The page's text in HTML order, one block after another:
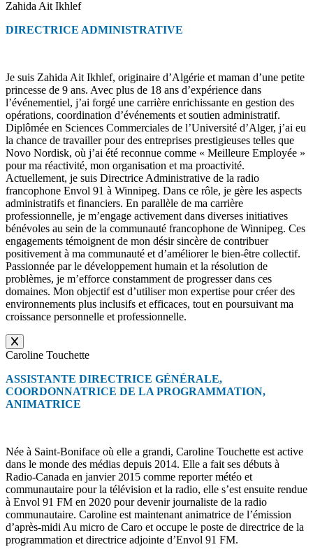
Zahida Ait Ikhlef
DIRECTRICE ADMINISTRATIVE
Je suis Zahida Ait Ikhlef, originaire d’Algérie et maman d’une petite
princesse de 9 ans. Avec plus de 18 ans d’expérience dans
l’événementiel, j’ai forgé une carrière enrichissante en gestion des
opérations, coordination d’événements et soutien administratif.
Diplômée en Sciences Commerciales de l’Université d’Alger, j’ai eu
la chance de travailler pour des entreprises prestigieuses telles que
Novo Nordisk, où j’ai été reconnue comme « Meilleure Employée »
pour ma réactivité, mon organisation et ma proactivité.
Actuellement, je suis Directrice Administrative de la radio
francophone Envol 91 à Winnipeg. Dans ce rôle, je gère les aspects
administratifs et financiers. En parallèle de ma carrière
professionnelle, je m’engage activement dans diverses initiatives
bénévoles au sein de la communauté francophone de Winnipeg. Ces
engagements témoignent de mon désir sincère de contribuer
positivement à ma communauté et d’améliorer le bien-être collectif.
Passionnée par le développement humain et la résolution de
problèmes, je m’efforce constamment de progresser dans ces
domaines. Mon objectif est d’utiliser mon expertise pour créer des
environnements plus inclusifs et efficaces, tout en poursuivant ma
croissance personnelle et professionnelle.
Caroline Touchette
ASSISTANTE DIRECTRICE GÉNÉRALE,
COORDONNATRICE DE LA PROGRAMMATION,
ANIMATRICE
Née à Saint-Boniface où elle a grandi, Caroline Touchette est active
dans le monde des médias depuis 2014. Elle a fait ses débuts à
Radio-Canada en janvier 2015 comme reporter météo et
communautaire pour la télévision et la radio, elle s’est ensuite rendue
à Envol 91 FM en 2020 pour devenir journaliste de la radio
communautaire. Caroline est maintenant animatrice de l’émission
d’après-midi Au micro de Caro et occupe le poste de directrice de la
programmation et directrice adjointe d’Envol 91 FM.